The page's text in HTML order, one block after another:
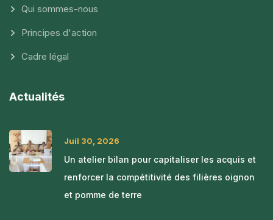
Qui sommes-nous
Principes d'action
Cadre légal
Actualités
Juil 30, 2026
Un atelier bilan pour capitaliser les acquis et
renforcer la compétitivité des filières oignon
et pomme de terre